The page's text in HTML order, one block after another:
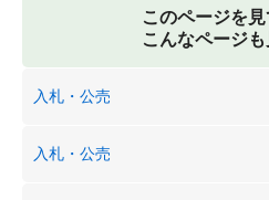
このページを
こんなページ
入札・公売
入札・公売